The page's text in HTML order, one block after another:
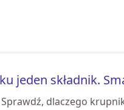
jeden składnik.
dlaczego